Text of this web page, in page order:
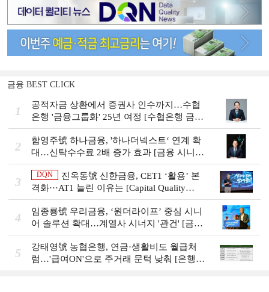
금융 BEST CLICK
1
공적자금 상환에서 증권사 인수까지…수협
은행 '금융그룹화' 25년 여정 [수협은행 금융
그룹의 꿈①]
2
함영주號 하나금융, '하나더넥스트‘ 연계 확
대…신탁수수료 2배 증가 효과 [금융 시니어
비즈니스 돋보기]
3
DQN
진옥동號 신한금융, CET1 ‘활용’ 본
격화···AT1 늘린 이유는 [Capital Quality
Review]
4
임종룡號 우리금융, ‘원더라이프’ 중심 시니
어 솔루션 확대…계열사 시너지 '관건' [금융
시니어 비즈니스 돋보기]
5
강태영號 농협은행, 연금·생활비도 월급처
럼…'급여ON'으로 주거래 문턱 낮춰 [은행권